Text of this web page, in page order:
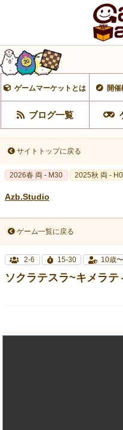
ゲームマーケットとは 開
ブログ一覧
サイトトップに戻る
2026春 両 - M30 2025秋 両 -
Azb.Studio
ゲーム一覧に戻る
2-6 15-30 10歳〜
ソクラテスラ~キメラ